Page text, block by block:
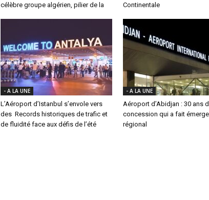
célèbre groupe algérien, pilier de la
Continentale
- A LA UNE
L’Aéroport d’Istanbul s’envole vers
des Records historiques de trafic et
de fluidité face aux défis de l’été
- A LA UNE
Aéroport d’Abidjan : 30 ans
concession qui a fait
régional